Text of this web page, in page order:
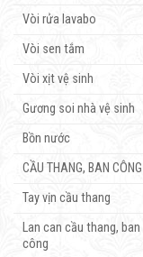
Vòi rửa lavabo
Vòi sen tắm
Vòi xịt vệ sinh
Gương soi nhà vệ sinh
Bồn nước
CẦU THANG, BAN CÔNG
Tay vịn cầu thang
Lan can cầu thang, ban
công